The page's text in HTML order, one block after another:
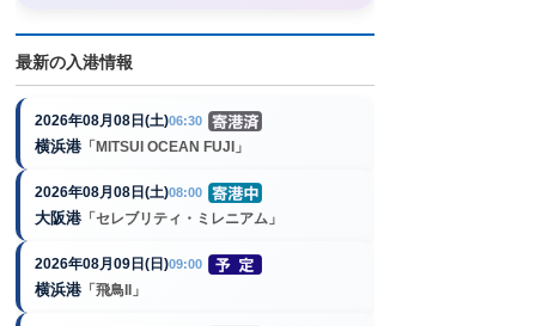
最新の入港情報
2026年08月08日(土)06:30
横浜港 「MITSUI OCEAN FUJI」
2026年08月08日(土)08:00
大阪港 「セレブリティ・ミレニアム」
2026年08月09日(日)09:00
横浜港 「飛鳥II」